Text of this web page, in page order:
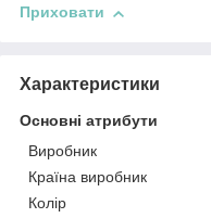
Приховати
Характеристики
Основні атрибути
Виробник
Країна виробник
Колір